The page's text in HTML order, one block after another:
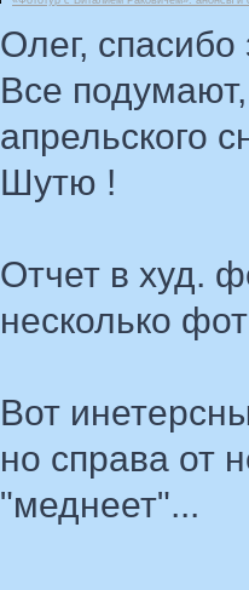
Олег, спасибо
Все
апрельского
Шутю !
Отчет в худ.
несколько
Вот
но справа от
"меднеет"...